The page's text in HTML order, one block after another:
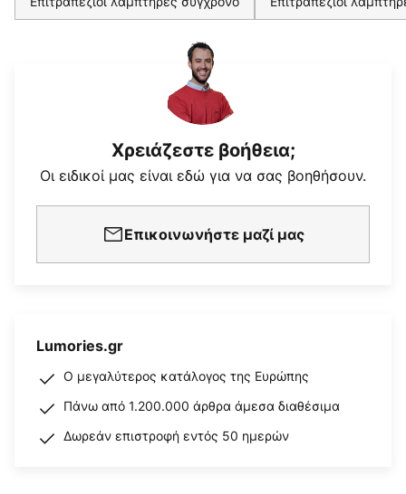
Χρειάζεστε βοήθεια;
Οι ειδικοί μας είναι εδώ για να σας βοηθήσουν.
Επικοινωνήστε μαζί μας
Lumories.gr
Ο μεγαλύτερος κατάλογος της Ευρώπης
Πάνω από 1.200.000 άρθρα άμεσα διαθέσιμα
Δωρεάν επιστροφή εντός 50 ημερών